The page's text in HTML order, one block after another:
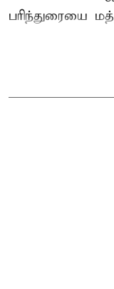
பரிந்துரையை